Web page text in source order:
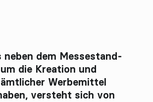
neben dem Messestand-
die Kreation und
Werbemittel
versteht sich von